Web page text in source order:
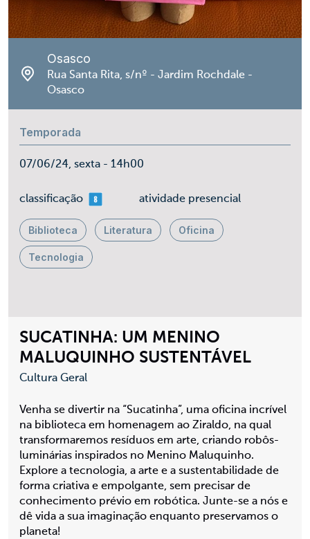
SUCATINHA: UM MENINO
MALUQUINHO SUSTENTÁVEL
Cultura Geral
Venha se divertir na “Sucatinha”, uma oficina incrível
na biblioteca em homenagem ao Ziraldo, na qual
transformaremos resíduos em arte, criando robôs-
luminárias inspirados no Menino Maluquinho.
Explore a tecnologia, a arte e a sustentabilidade de
forma criativa e empolgante, sem precisar de
conhecimento prévio em robótica. Junte-se a nós e
dê vida a sua imaginação enquanto preservamos o
planeta!
Osasco
Rua Santa Rita, s/nº - Jardim Rochdale -
Osasco
Temporada
07/06/24, sexta - 14h00
classificaçãomais 08 atividade presencial
Biblioteca Literatura Oficina
Tecnologia